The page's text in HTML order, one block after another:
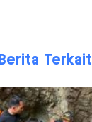
Berita Terkait